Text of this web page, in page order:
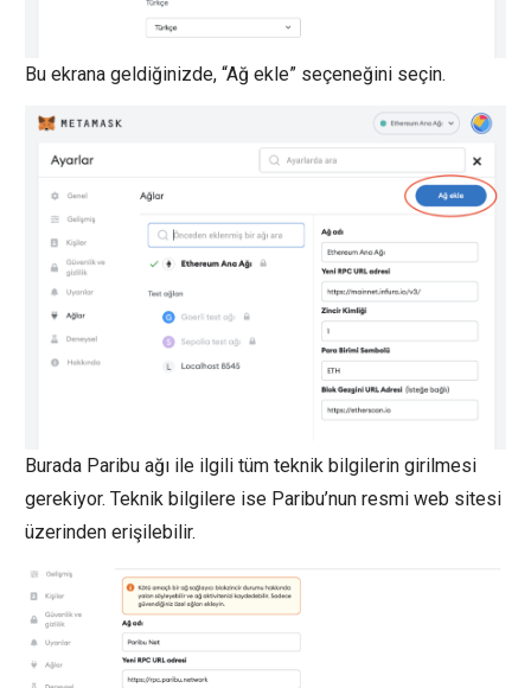
Bu ekrana geldiğinizde, “Ağ ekle” seçeneğini seçin.
Burada Paribu ağı ile ilgili tüm teknik bilgilerin girilmesi
gerekiyor. Teknik bilgilere ise Paribu’nun resmi web sitesi
üzerinden erişilebilir.